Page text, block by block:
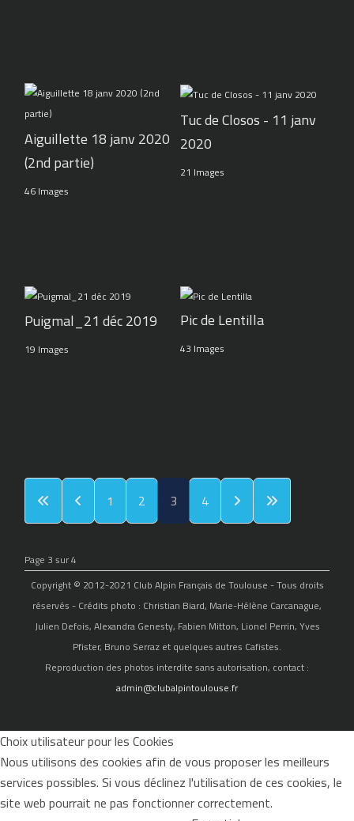
Aiguillette 18 janv 2020
(2nd partie)
46 Images
Tuc de Closos - 11 janv
2020
21 Images
Puigmal_21 déc 2019
19 Images
Pic de Lentilla
43 Images
1 2 3 4
Page 3 sur 4
Copyright © 2012-2021 Club Alpin Français de Toulouse - Tous droits
réservés - Crédits photo : Christian Biard, Marie-Hélène Carcanague,
Julien Defois, Alexandra Genesty, Fabien Mitton, Lionel Perrin, Yves
Pfister, Bruno Serraz et quelques autres Cafistes.
Reproduction des photos interdite sans autorisation, contact :
admin@clubalpintoulouse.fr
Choix utilisateur pour les Cookies
Nous utilisons des cookies afin de vous proposer les meilleurs
services possibles. Si vous déclinez l'utilisation de ces cookies, le
site web pourrait ne pas fonctionner correctement.